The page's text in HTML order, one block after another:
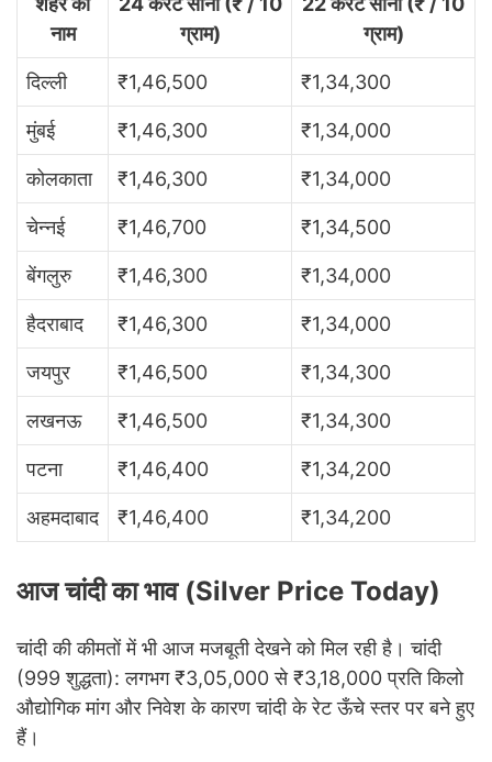
नाम
ग्राम)
ग्राम)
दिल्ली ₹1,46,500 ₹1,34,300
मुंबई ₹1,46,300 ₹1,34,000
कोलकाता ₹1,46,300 ₹1,34,000
चेन्नई ₹1,46,700 ₹1,34,500
बेंगलुरु ₹1,46,300 ₹1,34,000
हैदराबाद ₹1,46,300 ₹1,34,000
जयपुर ₹1,46,500 ₹1,34,300
लखनऊ ₹1,46,500 ₹1,34,300
पटना ₹1,46,400 ₹1,34,200
अहमदाबाद ₹1,46,400 ₹1,34,200
आज चांदी का भाव (Silver Price Today)
चांदी की कीमतों में भी आज मजबूती देखने को मिल रही है। चांदी
(999 शुद्धता): लगभग ₹3,05,000 से ₹3,18,000 प्रति किलो
औद्योगिक मांग और निवेश के कारण चांदी के रेट ऊँचे स्तर पर बने हुए
हैं।